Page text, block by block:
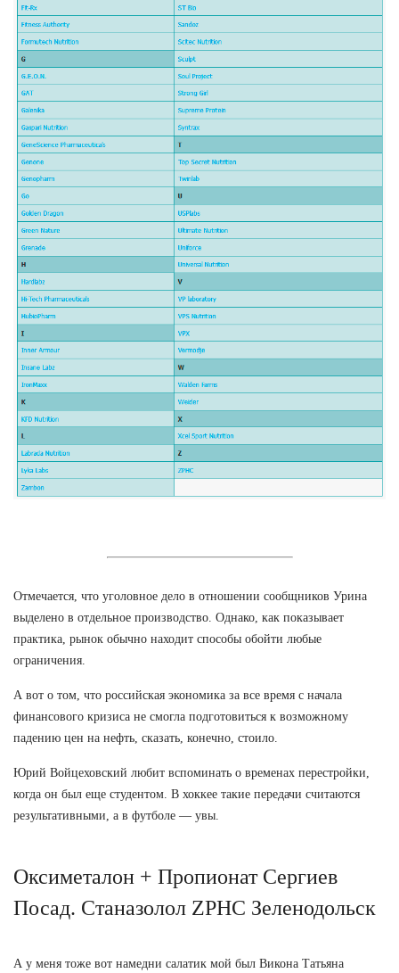
Отмечается, что уголовное дело в отношении сообщников Урина
выделено в отдельное производство. Однако, как показывает
практика, рынок обычно находит способы обойти любые
ограничения.
А вот о том, что российская экономика за все время с начала
финансового кризиса не смогла подготовиться к возможному
падению цен на нефть, сказать, конечно, стоило.
Юрий Войцеховский любит вспоминать о временах перестройки,
когда он был еще студентом. В хоккее такие передачи считаются
результативными, а в футболе — увы.
Оксиметалон + Пропионат Сергиев
Посад. Станазолол ZPHC Зеленодольск
А у меня тоже вот намедни салатик мой был Викона Татьяна